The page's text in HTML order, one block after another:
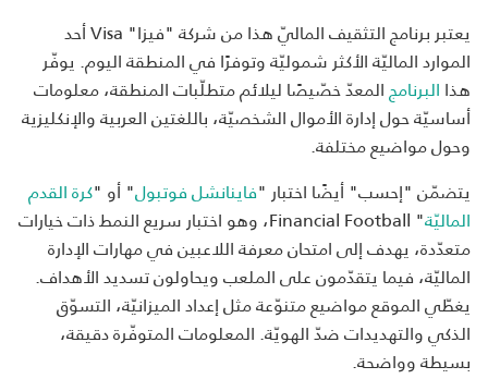
يعتبر برنامج التثقيف الماليّ هذا من شركة "فيزا" Visa أحد
الموارد الماليّة الأكثر شموليّة وتوفرًا في المنطقة اليوم. يوفّر
هذاالبرنامجالمعدّ خصّيصًا ليلائم متطلّبات المنطقة، معلومات
أساسيّة حول إدارة الأموال الشخصيّة، باللغتين العربية والإنكليزية
وحول مواضيع مختلفة.
يتضمّن "إحسب" أيضًا اختبار "فاينانشل فوتبول" أو "كرة القدم
الماليّة
" Financial Football، وهو اختبار سريع النمط ذات خيارات
متعدّدة، يهدف إلى امتحان معرفة اللاعبين في مهارات الإدارة
الماليّة، فيما يتقدّمون على الملعب ويحاولون تسديد الأهداف.
يغطّي الموقع مواضيع متنوّعة مثل إعداد الميزانيّة، التسوّق
الذكي والتهديدات ضدّ الهويّة. المعلومات المتوفّرة دقيقة،
بسيطة وواضحة.